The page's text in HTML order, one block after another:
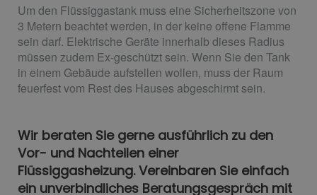
Um den Flüssiggastank muss eine Sicherheitszone von
3 Metern beachtet werden, in der keine offene Flamme
sein darf. Elektrische Geräte innerhalb dieses Radius
müssen zudem Ex-geschützt sein. Wenn Sie den Tank
in einem Gebäude aufstellen wollen, muss der Raum
feuerfest vom Rest des Hauses abgeschirmt sein.
Wir beraten Sie gerne ausführlich zu den
Vor- und Nachteilen einer
Flüssiggasheizung. Vereinbaren Sie einfach
ein unverbindliches Beratungsgespräch mit